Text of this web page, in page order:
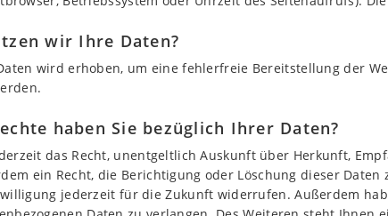
wir Ihre Daten?
wird erhoben, um eine fehlerfreie Bereitstellung der
haben Sie bezüglich Ihrer Daten?
das Recht, unentgeltlich Auskunft über Herkunft,
ein Recht, die Berichtigung oder Löschung dieser
jederzeit für die Zukunft widerrufen. Außerdem